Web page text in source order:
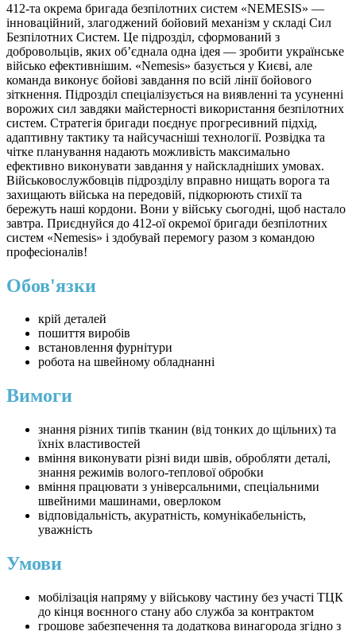
412-та окрема бригада безпілотних систем «NEMESIS» —
інноваційний, злагоджений бойовий механізм у складі Сил
Безпілотних Систем. Це підрозділ, сформований з
добровольців, яких об’єднала одна ідея — зробити українське
військо ефективнішим. «Nemesis» базується у Києві, але
команда виконує бойові завдання по всій лінії бойового
зіткнення. Підрозділ спеціалізується на виявленні та усуненні
ворожих сил завдяки майстерності використання безпілотних
систем. Стратегія бригади поєднує прогресивний підхід,
адаптивну тактику та найсучасніші технології. Розвідка та
чітке планування надають можливість максимально
ефективно виконувати завдання у найскладніших умовах.
Військовослужбовців підрозділу вправно нищать ворога та
захищають війська на передовій, підкорюють стихії та
бережуть наші кордони. Вони у війську сьогодні, щоб настало
завтра. Приєднуйся до 412-ої окремої бригади безпілотних
систем «Nemesis» і здобувай перемогу разом з командою
професіоналів!
Обов'язки
крій деталей
пошиття виробів
встановлення фурнітури
робота на швейному обладнанні
Вимоги
знання різних типів тканин (від тонких до щільних) та
їхніх властивостей
вміння виконувати різні види швів, обробляти деталі,
знання режимів волого-теплової обробки
вміння працювати з універсальними, спеціальними
швейними машинами, оверлоком
відповідальність, акуратність, комунікабельність,
уважність
Умови
мобілізація напряму у військову частину без участі ТЦК
до кінця воєнного стану або служба за контрактом
грошове забезпечення та додаткова винагорода згідно з